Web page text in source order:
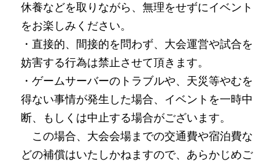
休養などを取りながら、無理をせずにイベント
をお楽しみください。
・直接的、間接的を問わず、大会運営や試合を
妨害する行為は禁止させて頂きます。
・ゲームサーバーのトラブルや、天災等やむを
得ない事情が発生した場合、イベントを一時中
断、もしくは中止する場合がございます。
この場合、大会会場までの交通費や宿泊費な
どの補償はいたしかねますので、あらかじめご